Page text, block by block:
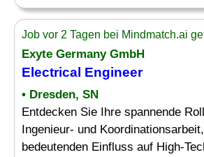
Job vor 2 Tagen bei Mindmatch.ai
Exyte Germany GmbH
Electrical Engineer
• Dresden, SN
Entdecken Sie Ihre spannende
Ingenieur- und
bedeutenden Einfluss auf High-